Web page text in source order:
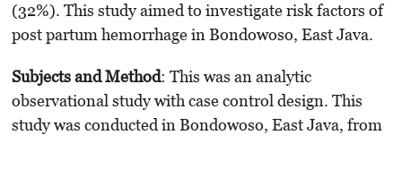
(32%). This study aimed to investigate risk factors of
post partum hemorrhage in Bondowoso, East Java.
Subjects and Method: This was an analytic
observational study with case control design. This
study was conducted in Bondowoso, East Java, from